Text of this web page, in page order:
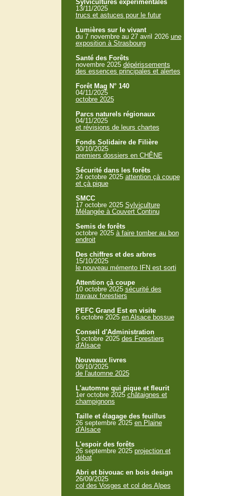
Sylvicultures expérimentales
13/11/2025
trucs et astuces pour le futur
Lumières sur le vivant
du 7 novembre au 27 avril 2026 une
exposition à Strasbourg
Santé des Forêts
novembre 2025 dépérissements
des essences principales et alertes
Forêt Mag N° 140
04/11/2025
octobre 2025
Parcs naturels régionaux
04/11/2025
et révisions de leurs chartes
Fonds Solidaire de Filière
30/10/2025
premiers dossiers en CHÊNE
Sécurité dans les forêts
24 octobre 2025 attention çà coupe
et çà pique
SMCC
17 octobre 2025 Sylviculture
Mélangée à Couvert Continu
Semis de forêts
octobre 2025 à faire tomber au bon
endroit
Des chiffres et des arbres
15/10/2025
le nouveau mémento IFN est sorti
Attention çà coupe
10 octobre 2025 sécurité des
travaux forestiers
PEFC Grand Est en visite
6 octobre 2025 en Alsace bossue
Conseil d'Administration
3 octobre 2025 des Forestiers
d'Alsace
Nouveaux livres
08/10/2025
de l'automne 2025
L'automne qui pique et fleurit
1er octobre 2025 châtaignes et
champignons
Taille et élagage des feuillus
26 septembre 2025 en Plaine
d'Alsace
L'espoir des forêts
26 septembre 2025 projection et
débat
Abri et bivouac en bois design
26/09/2025
col des Vosges et col des Alpes